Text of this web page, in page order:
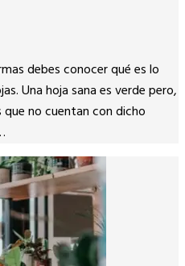
debes conocer qué es lo
Una hoja sana es verde pero,
no cuentan con dicho